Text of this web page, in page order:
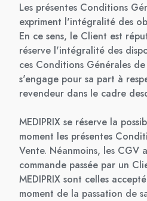
Les présentes Conditions
expriment l'intégralité des
En ce sens, le Client est
réserve l'intégralité des
ces Conditions Générales de
s'engage pour sa part à
revendeur dans le cadre
MEDIPRIX se réserve la
moment les présentes
Vente. Néanmoins, les CGV
commande passée par un
MEDIPRIX sont celles
moment de la passation de